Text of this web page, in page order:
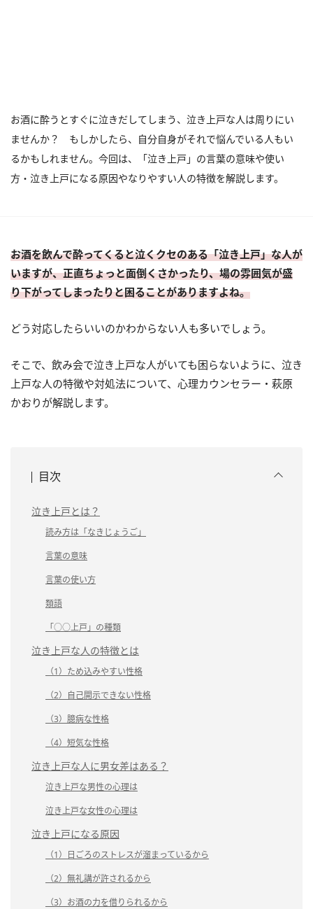
お酒に酔うとすぐに泣きだしてしまう、泣き上戸な人は周りにい
ませんか？ もしかしたら、自分自身がそれで悩んでいる人もい
るかもしれません。今回は、「泣き上戸」の言葉の意味や使い
方・泣き上戸になる原因やなりやすい人の特徴を解説します。
お酒を飲んで酔ってくると泣くクセのある「泣き上戸」な人が
いますが、正直ちょっと面倒くさかったり、場の雰囲気が盛
り下がってしまったりと困ることがありますよね。
どう対応したらいいのかわからない人も多いでしょう。
そこで、飲み会で泣き上戸な人がいても困らないように、泣き
上戸な人の特徴や対処法について、心理カウンセラー・萩原
かおりが解説します。
目次
泣き上戸とは？
読み方は「なきじょうご」
言葉の意味
言葉の使い方
類語
「○○上戸」の種類
泣き上戸な人の特徴とは
（1）ため込みやすい性格
（2）自己開示できない性格
（3）臆病な性格
（4）短気な性格
泣き上戸な人に男女差はある？
泣き上戸な男性の心理は
泣き上戸な女性の心理は
泣き上戸になる原因
（1）日ごろのストレスが溜まっているから
（2）無礼講が許されるから
（3）お酒の力を借りられるから